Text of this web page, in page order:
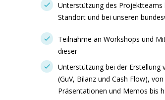
Unterstützung des
Standort und bei unseren
Teilnahme an Workshops und
dieser
Unterstützung bei der Erstellung
(GuV, Bilanz und Cash Flow),
Präsentationen und Memos bis